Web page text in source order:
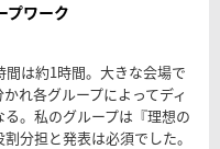
プワーク
は約1時間。大きな会場で
れ各グループによってディ
。私のグループは『理想の
分担と発表は必須でした。